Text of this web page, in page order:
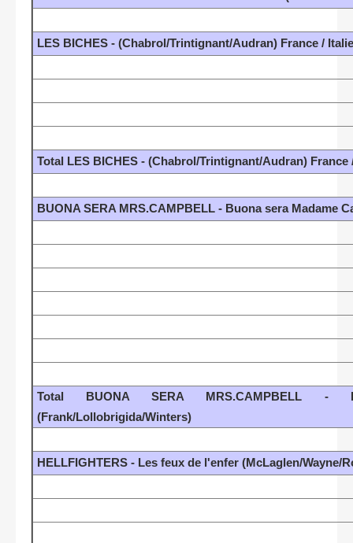
LES BICHES - (Chabrol/Trintignant/Audran) France /
Total LES BICHES - (Chabrol/Trintignant/Audran) France
BUONA SERA MRS.CAMPBELL - Buona sera Madame
Total BUONA SERA MRS.CAMPBELL -
(Frank/Lollobrigida/Winters)
HELLFIGHTERS - Les feux de l'enfer (McLaglen/Wayne/